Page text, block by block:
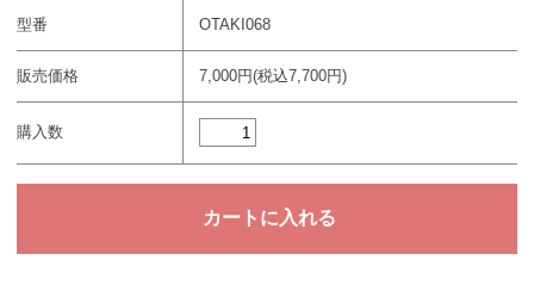
型番 OTAKI068
販売価格 7,000円(税込7,700円)
購入数